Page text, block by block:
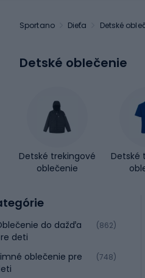
Sportano Dieťa Detské
Detské oblečenie
Detské trekingové
oblečenie
Detské
do dažďa
deti
(862)
oblečenie pre
(748)